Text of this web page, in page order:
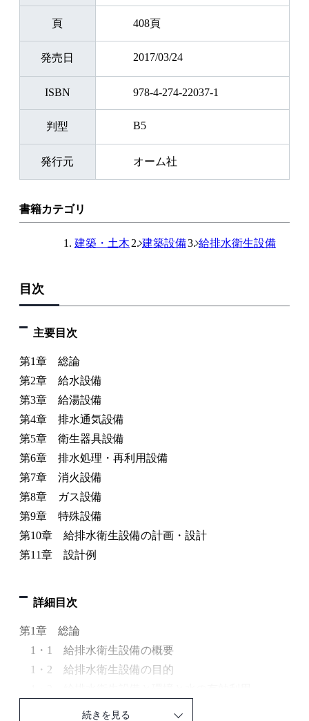
頁 408頁
発売日 2017/03/24
ISBN 978-4-274-22037-1
判型 B5
発行元 オーム社
書籍カテゴリ
建築・土木 建築設備 給排水衛生設備
目次
主要目次
第1章 総論
第2章 給水設備
第3章 給湯設備
第4章 排水通気設備
第5章 衛生器具設備
第6章 排水処理・再利用設備
第7章 消火設備
第8章 ガス設備
第9章 特殊設備
第10章 給排水衛生設備の計画・設計
第11章 設計例
詳細目次
第1章 総論
1・1 給排水衛生設備の概要
1・2 給排水衛生設備の目的
1・4 給排水衛生設備の基本原則
続きを見る